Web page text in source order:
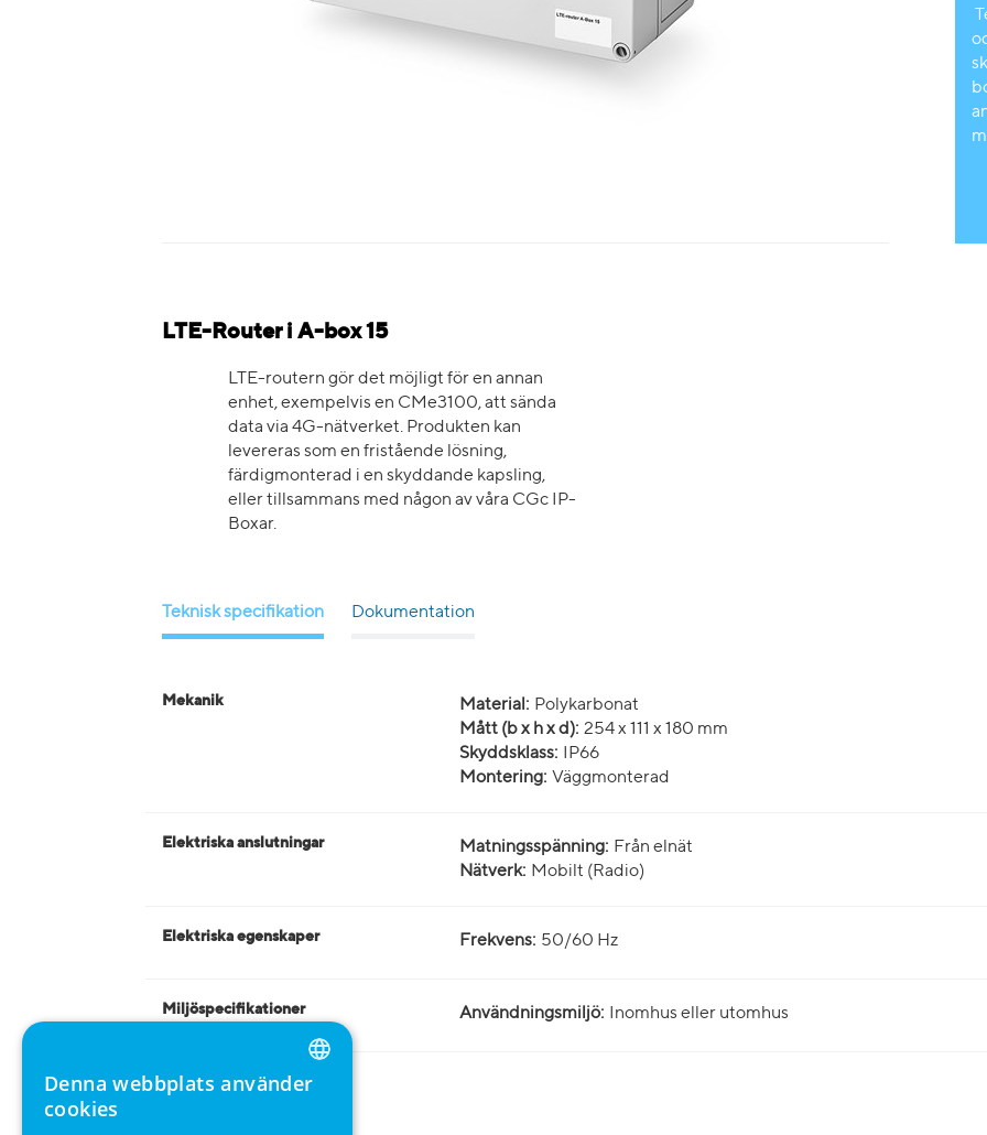
LTE-Router i A-box 15
LTE-routern gör det möjligt för en annan
enhet, exempelvis en CMe3100, att sända
data via 4G-nätverket. Produkten kan
levereras som en fristående lösning,
färdigmonterad i en skyddande kapsling,
eller tillsammans med någon av våra CGc IP-
Boxar.
Teknisk specifikation Dokumentation
Mekanik Material: Polykarbonat
Mått (b x h x d): 254 x 111 x 180 mm
Skyddsklass:
IP66
Montering: Väggmonterad
Elektriska anslutningar Matningsspänning: Från elnät
Nätverk: Mobilt (Radio)
Elektriska egenskaper Frekvens: 50/60 Hz
Miljöspecifikationer Användningsmiljö: Inomhus eller utomhus
ENGLISH
Denna webbplats använder
cookies